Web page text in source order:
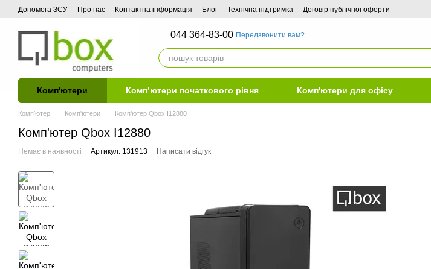
Перейти до основного контенту
Допомога ЗСУ Про нас Контактна інформація Блог Технічна підтримка Договір публічної оферти
044 364-83-00 Передзвонити вам?
Комп'ютери Комп’ютери початкового рівня Комп'ютери для офісу
Компʼютер Комп'ютери Комп'ютер Qbox I12880
Комп'ютер Qbox I12880
Немає в наявності Артикул: 131913 Написати відгук